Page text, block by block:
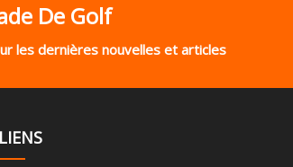
De Golf
les dernières nouvelles et articles
LIENS